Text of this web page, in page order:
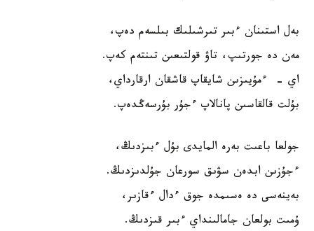
بەل استىنان ءبىر تىرشىلىك بىلسەم دەپ،
مەن دە جورتىپ، تاۋ قولتىعىن تىنتەم كەپ.
اي - ءمۇيىزىن شايقاپ قاشقان ارقارداي،
بۇلت قالقاسىن پانالاپ ءجۇر بۇرسەڭدەپ.
جولعا باعىت بەرە المايدى بۇل ءبىزدىڭ،
ءجۇزىن ابدەن سۋىق سورعان جۇلدىزدىڭ.
بەينەسى دە ەسىمدە جوق ءدال ءقازىر،
ۇمىت بولعان جامالىنداي ءبىر قىزدىڭ.